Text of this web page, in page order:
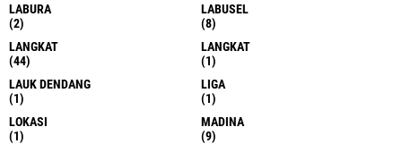
LABURA
(2)
LABUSEL
(8)
LANGKAT
(44)
LANGKAT
(1)
LAUK DENDANG
(1)
LIGA
(1)
LOKASI
(1)
MADINA
(9)